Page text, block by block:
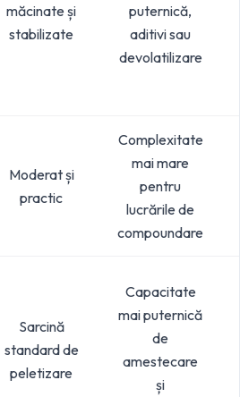
măcinate și
stabilizate
puternică,
aditivi sau
devolatilizare
Moderat și
practic
Complexitate
mai mare
pentru
lucrările de
compoundare
Sarcină
standard de
peletizare
Capacitate
mai puternică
de
amestecare
și